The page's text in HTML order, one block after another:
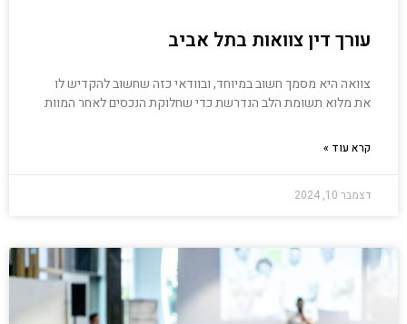
עורך דין צוואות בתל אביב
צוואה היא מסמך חשוב במיוחד, ובוודאי כזה שחשוב להקדיש לו
את מלוא תשומת הלב הנדרשת כדי שחלוקת הנכסים לאחר המוות
קרא עוד »
דצמבר 10, 2024